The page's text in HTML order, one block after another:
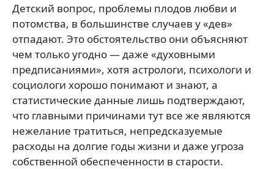
Детский вопрос, проблемы плодов любви и
потомства, в большинстве случаев у «дев»
отпадают. Это обстоятельство они объясняют
чем только угодно — даже «духовными
предписаниями», хотя астрологи, психологи и
социологи хорошо понимают и знают, а
статистические данные лишь подтверждают,
что главными причинами тут все же являются
нежелание тратиться, непредсказуемые
расходы на долгие годы жизни и даже угроза
собственной обеспеченности в старости.